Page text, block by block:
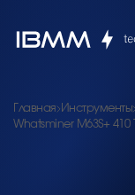
Главная Инструменты
Whatsminer M63S+ 410